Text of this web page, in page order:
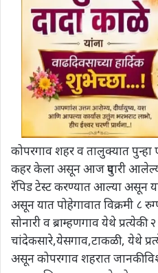
कोपरगाव शहर व तालुक्यात पुन्हा
कहर केला असून आज दुपारी
रॅपिड टेस्ट करण्यात आल्या असून
असून यात पोहेगावात विक्रमी
सोनारी व ब्राम्हणगाव येथे
चांदेकसारे,येसगाव,टाकळी, येथे
असून कोपरगाव शहरात